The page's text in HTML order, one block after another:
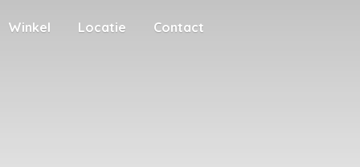
Winkel Locatie Contact